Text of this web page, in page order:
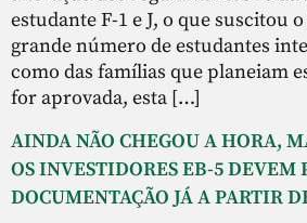
estudante F-1 e J, o que suscitou
grande número de estudantes
como das famílias que planeiam
for aprovada, esta […]
AINDA NÃO CHEGOU A HORA,
OS INVESTIDORES EB-5 DEVEM
DOCUMENTAÇÃO JÁ A PARTIR